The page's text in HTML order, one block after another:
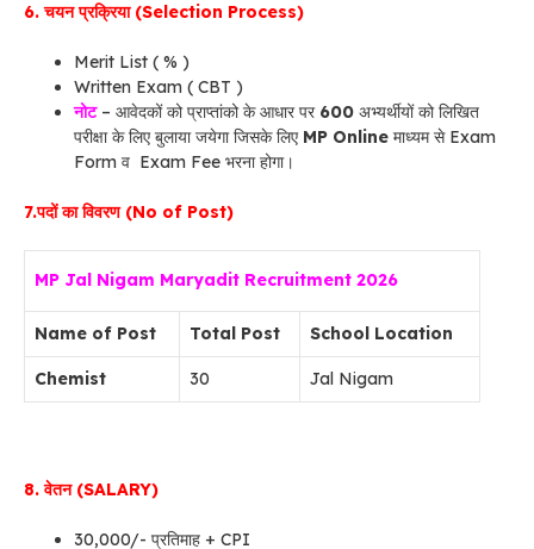
6. चयन प्रक्रिया (Selection Process)
Merit List ( % )
Written Exam ( CBT )
नोट– आवेदकों को प्राप्‍तांको के आधार पर 600 अभ्‍यर्थीयों को लिखित
परीक्षा के लिए बुलाया जयेगा जिसके लिए MP Online माध्‍यम से Exam
Form व Exam Fee भरना होगा।
7.पदों का विवरण (No of Post)
MP Jal Nigam Maryadit Recruitment 2026
Name of Post Total Post School Location
Chemist 30 Jal Nigam
8. वेतन (SALARY)
30,000/- प्रतिमाह + CPI